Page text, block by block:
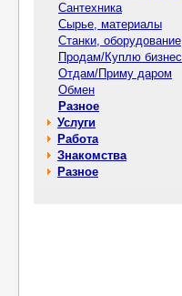
Сантехника
Сырье, материалы
Станки, оборудование
Продам/Куплю бизнес
Отдам/Приму даром
Обмен
Разное
Услуги
Работа
Знакомства
Разное